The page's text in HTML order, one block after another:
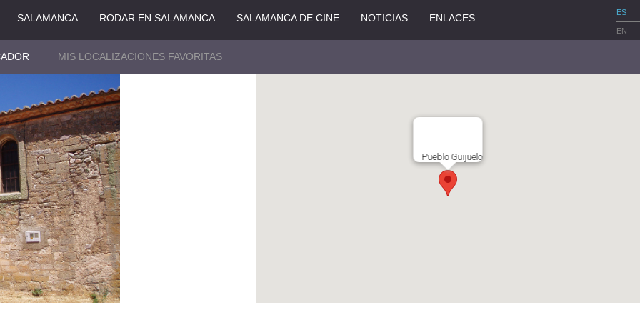
ES
EN
SALAMANCA RODAR EN SALAMANCA SALAMANCA DE CINE NOTICIAS ENLACES
MIS LOCALIZACIONES FAVORITAS
Pueblo Guijuelo